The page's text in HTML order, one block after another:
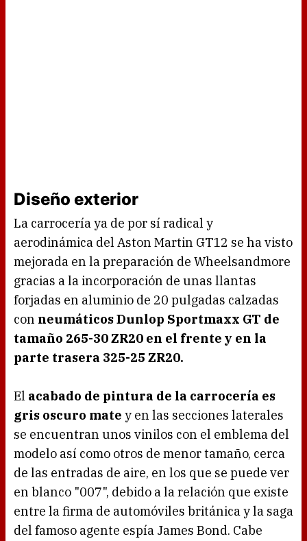
Diseño exterior
La carrocería ya de por sí radical y
aerodinámica del Aston Martin GT12 se ha visto
mejorada en la preparación de Wheelsandmore
gracias a la incorporación de unas llantas
forjadas en aluminio de 20 pulgadas calzadas
con neumáticos Dunlop Sportmaxx GT de
tamaño 265-30 ZR20 en el frente y en la
parte trasera 325-25 ZR20.
El acabado de pintura de la carrocería es
gris oscuro mate y en las secciones laterales
se encuentran unos vinilos con el emblema del
modelo así como otros de menor tamaño, cerca
de las entradas de aire, en los que se puede ver
en blanco "007", debido a la relación que existe
entre la firma de automóviles británica y la saga
del famoso agente espía James Bond. Cabe